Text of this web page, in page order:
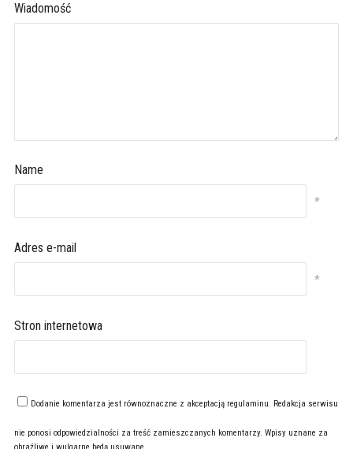
Wiadomość
Name
*
Adres e-mail
*
Stron internetowa
Dodanie komentarza jest równoznaczne z akceptacją regulaminu. Redakcja serwisu
nie ponosi odpowiedzialności za treść zamieszczanych komentarzy. Wpisy uznane za